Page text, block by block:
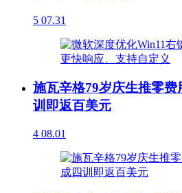
5 07.31
施瓦辛格79岁庆生推零费
训即返百美元
4 08.01